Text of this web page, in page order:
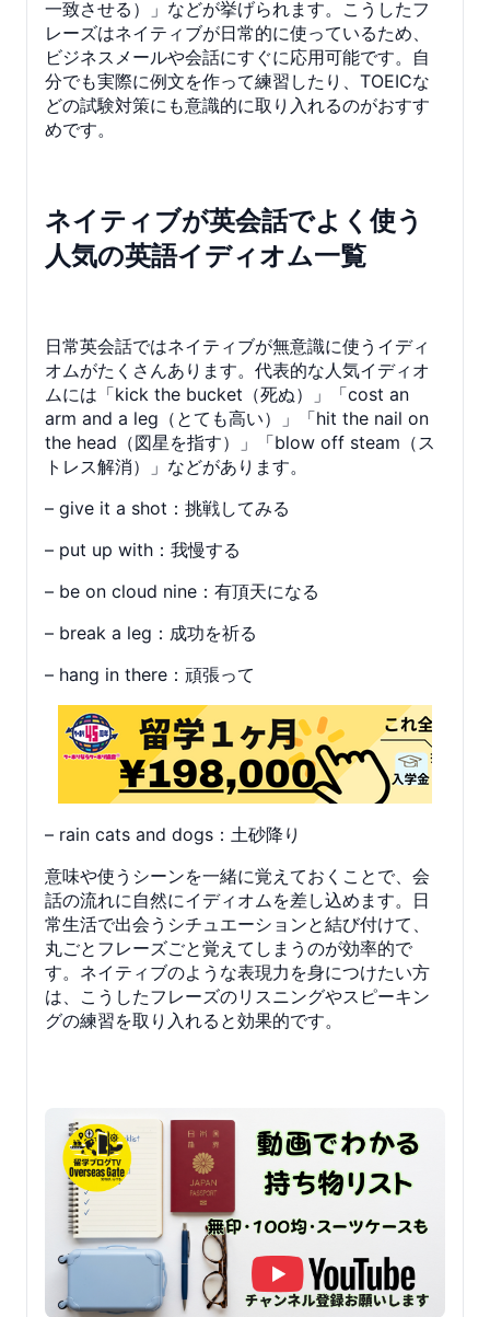
一致させる）」などが挙げられます。こうしたフ
レーズはネイティブが日常的に使っているため、
ビジネスメールや会話にすぐに応用可能です。自
分でも実際に例文を作って練習したり、TOEICな
どの試験対策にも意識的に取り入れるのがおすす
めです。
ネイティブが英会話でよく使う
人気の英語イディオム一覧
日常英会話ではネイティブが無意識に使うイディ
オムがたくさんあります。代表的な人気イディオ
ムには「kick the bucket（死ぬ）」「cost an
arm and a leg（とても高い）」「hit the nail on
the head（図星を指す）」「blow off steam（ス
トレス解消）」などがあります。
– give it a shot：挑戦してみる
– put up with：我慢する
– be on cloud nine：有頂天になる
– break a leg：成功を祈る
– hang in there：頑張って
– rain cats and dogs：土砂降り
意味や使うシーンを一緒に覚えておくことで、会
話の流れに自然にイディオムを差し込めます。日
常生活で出会うシチュエーションと結び付けて、
丸ごとフレーズごと覚えてしまうのが効率的で
す。ネイティブのような表現力を身につけたい方
は、こうしたフレーズのリスニングやスピーキン
グの練習を取り入れると効果的です。